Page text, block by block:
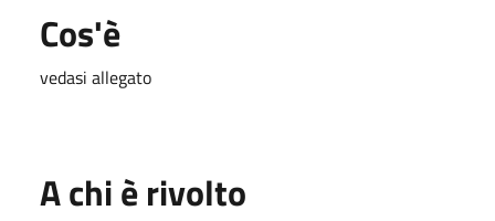
Cos'è
vedasi allegato
A chi è rivolto